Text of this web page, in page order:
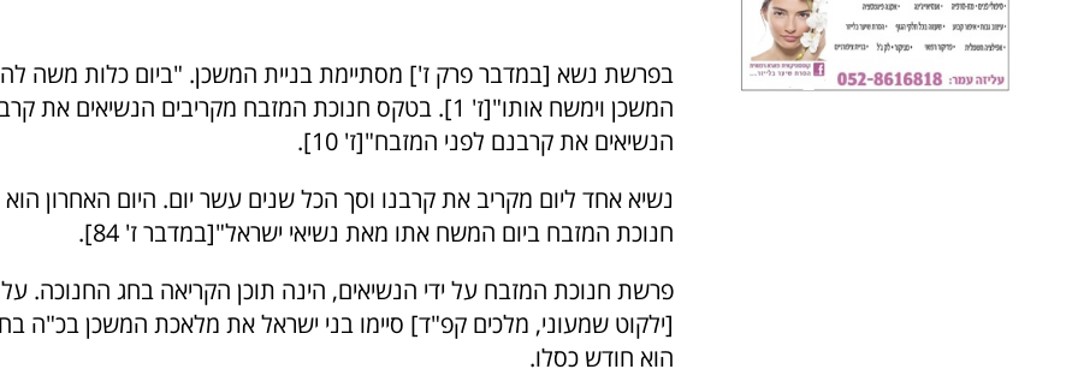
בפרשת נשא [במדבר פרק ז'] מסתיימת בניית המשכן. "ביום כלות משה
המשכן וימשח אותו"[ז' 1]. בטקס חנוכת המזבח מקריבים הנשיאים את
הנשיאים את קרבנם לפני המזבח"[ז' 10].
נשיא אחד ליום מקריב את קרבנו וסך הכל שנים עשר יום. היום האחרון הוא
חנוכת המזבח ביום המשח אתו מאת נשיאי ישראל"[במדבר ז' 84].
פרשת חנוכת המזבח על ידי הנשיאים, הינה תוכן הקריאה בחג החנוכה.
[ילקוט שמעוני, מלכים קפ"ד] סיימו בני ישראל את מלאכת המשכן בכ"ה
הוא חודש כסלו.